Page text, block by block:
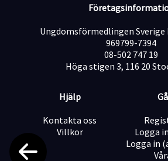
• Har medkännande: Du förstår
varma bemötande gentemot andra
goda servicekänsla och din vilja att
kvalitet och hög servicegrad.
• Du arbetar både i team och enskilt
Hos oss blir du en del i någonting
att skapa en utvecklande och rolig
meriterande om du har tidigare
lokalvård eller serviceyrke samt
Ungdomsförmedlingen Sverige
969799-7394
08-502 747 19
Höga stigen 3, 116 20
Hjälp
Kontakta oss
Villkor
Logga
Logga in